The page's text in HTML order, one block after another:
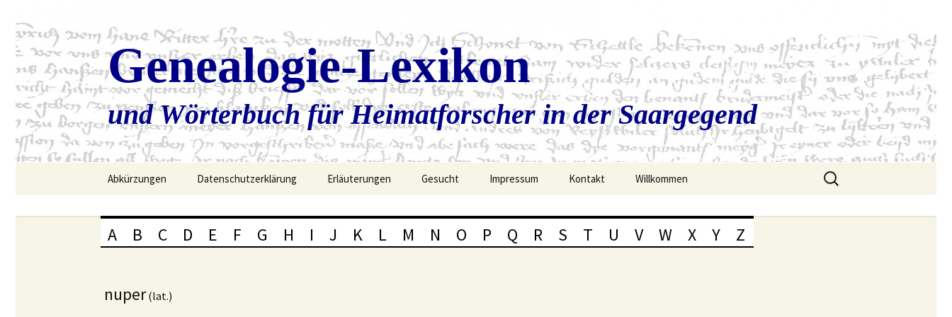
Genealogie-Lexikon
und Wörterbuch für Heimatforscher in der Saargegend
Abkürzungen Datenschutzerklärung Erläuterungen Gesucht Impressum Kontakt Willkommen
Suchen
nach:
A B C D E F G H I J K L M N O P Q R S T U V W X Y Z
nuper(lat.)